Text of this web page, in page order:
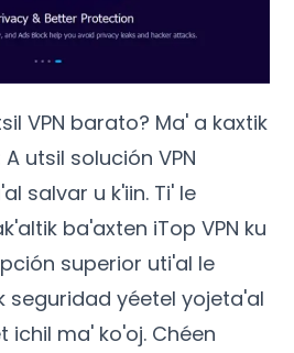
VPN barato? Ma' a kaxtik
utsil solución VPN
salvar u k'iin. Ti' le
ba'axten iTop VPN ku
superior uti'al le
seguridad yéetel yojeta'al
ichil ma' ko'oj. Chéen